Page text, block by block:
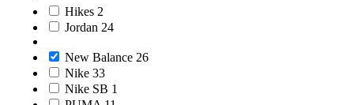
Hikes 2
Jordan 24
New Balance 26
Nike 33
Nike SB 1